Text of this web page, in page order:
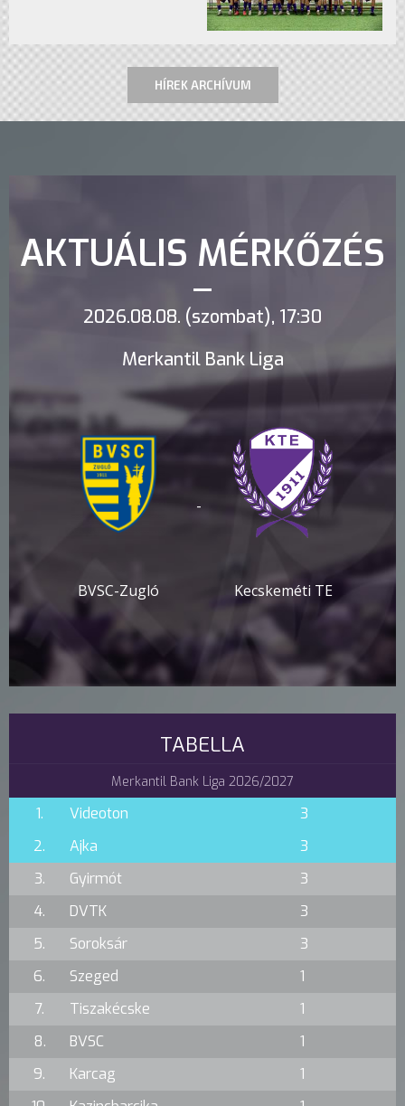
HÍREK ARCHÍVUM
AKTUÁLIS MÉRKŐZÉS
2026.08.08. (szombat), 17:30
Merkantil Bank Liga
BVSC-Zugló
-
Kecskeméti TE
TABELLA
Merkantil Bank Liga 2026/2027
1. Videoton
3
2.
Ajka
3
3.
Gyirmót
3
4.
DVTK
3
5.
Soroksár
3
6.
Szeged
1
7.
Tiszakécske
1
8.
BVSC
1
9.
Karcag
1